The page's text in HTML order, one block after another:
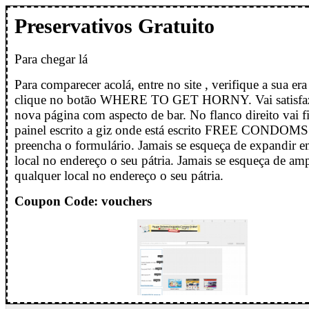
Preservativos Gratuito
Para chegar lá
Para comparecer acolá, entre no site , verifique a sua
clique no botão WHERE TO GET HORNY. Vai
nova página com aspecto de bar. No flanco direito vai
painel escrito a giz onde está escrito FREE
preencha o formulário. Jamais se esqueça de expandir
local no endereço o seu pátria. Jamais se esqueça de
qualquer local no endereço o seu pátria.
Coupon Code: vouchers